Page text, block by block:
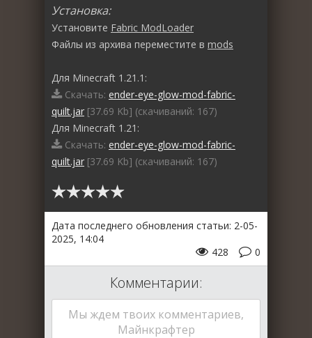
Установка:
Установите Fabric ModLoader
Файлы из архива переместите в mods
Для Minecraft 1.21.1:
Скачать: ender-eye-glow-mod-fabric-
quilt.jar [37.69 Kb] (cкачиваний: 167)
Для Minecraft 1.21:
Скачать: ender-eye-glow-mod-fabric-
quilt.jar [37.69 Kb] (cкачиваний: 167)
Дата последнего обновления статьи: 2-05-
2025, 14:04
0
428
Комментарии:
Мы ждем твоих комментариев,
Майнкрафтер